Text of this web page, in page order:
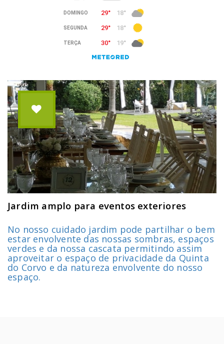
Jardim amplo para eventos exteriores
No nosso cuidado jardim pode partilhar o bem
estar envolvente das nossas sombras, espaços
verdes e da nossa cascata permitindo assim
aproveitar o espaço de privacidade da Quinta
do Corvo e da natureza envolvente do nosso
espaço.